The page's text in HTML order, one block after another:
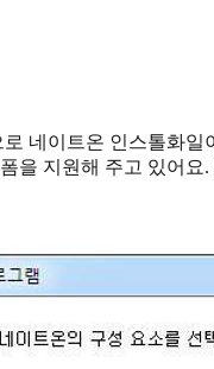
네이트온 인스톨화일
을 지원해 주고 있어